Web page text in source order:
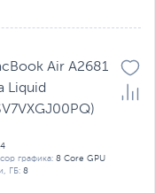
Air A2681
Liquid
графика: 8 Core GPU
ГБ: 8